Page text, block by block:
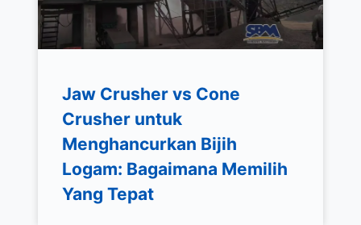
Jaw Crusher vs Cone
Crusher untuk
Menghancurkan Bijih
Logam: Bagaimana Memilih
Yang Tepat